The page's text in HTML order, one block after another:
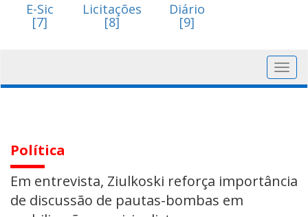
E-Sic
[7]
Licitações
[8]
Diário
[9]
Política
Em entrevista, Ziulkoski reforça importância
de discussão de pautas-bombas em